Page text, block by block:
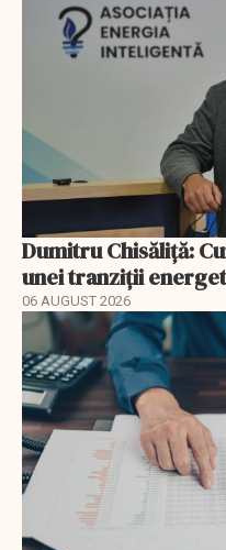
Dumitru Chisăliță:
unei tranziții
06 AUGUST 2026